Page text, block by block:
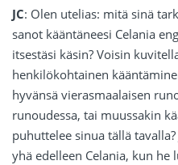
JC: Olen utelias: mitä sinä
sanot kääntäneesi Celania
itsestäsi käsin? Voisin
henkilökohtainen
hyvänsä vierasmaalaisen
runoudessa, tai muussakin
puhuttelee sinua tällä
yhä edelleen Celania, kun he